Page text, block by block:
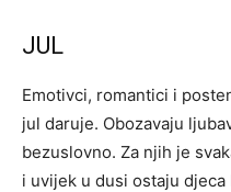
JUL
Emotivci, romantici i
jul daruje. Obozavaju
bezuslovno. Za njih je
i uvijek u dusi ostaju